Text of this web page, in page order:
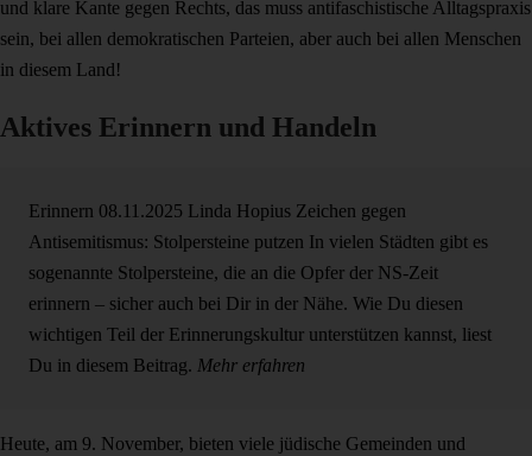
und klare Kante gegen Rechts, das muss antifaschistische Alltagspraxis
sein, bei allen demokratischen Parteien, aber auch bei allen Menschen
in diesem Land!
Aktives Erinnern und Handeln
Erinnern 08.11.2025 Linda Hopius Zeichen gegen
Antisemitismus: Stolpersteine putzen In vielen Städten gibt es
sogenannte Stolpersteine, die an die Opfer der NS-Zeit
erinnern – sicher auch bei Dir in der Nähe. Wie Du diesen
wichtigen Teil der Erinnerungskultur unterstützen kannst, liest
Du in diesem Beitrag. Mehr erfahren
Heute, am 9. November, bieten viele jüdische Gemeinden und